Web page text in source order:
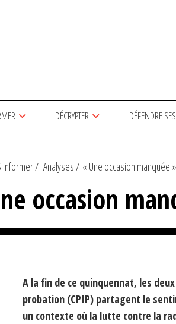
DÉCRYPTER DÉFENDRE
Analyses « Une occasion manquée
occasion
A la fin de ce quinquennat, les
probation (CPIP) partagent le
un contexte où la lutte contre la